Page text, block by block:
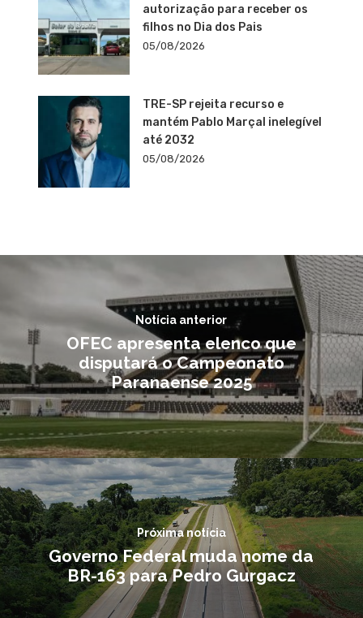
autorização para receber os
filhos no Dia dos Pais
05/08/2026
TRE-SP rejeita recurso e
mantém Pablo Marçal inelegível
até 2032
05/08/2026
Notícia anterior
OFEC apresenta elenco que
disputará o Campeonato
Paranaense 2025
Próxima notícia
Governo Federal muda nome da
BR-163 para Pedro Gurgacz